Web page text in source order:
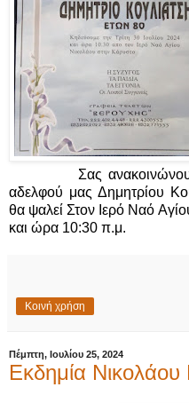
Σας ανακοινώνουμε
αδελφού μας Δημητρίου
θα ψαλεί Στον Ιερό Ναό
και ώρα 10:30 π.μ.
Κοινή χρήση
Πέμπτη, Ιουλίου 25, 2024
Εκδημία